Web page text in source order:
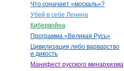
Что означает «москаль»?
Убей в себе Ленина
Кибервойна
Программа «Великая Русь»
Цивилизация либо варварство
и дикость
Манифест русского минархизма